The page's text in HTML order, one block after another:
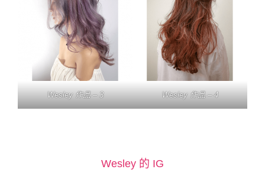
Wesley 作品 – 3 Wesley 作品 – 4
Wesley 的 IG